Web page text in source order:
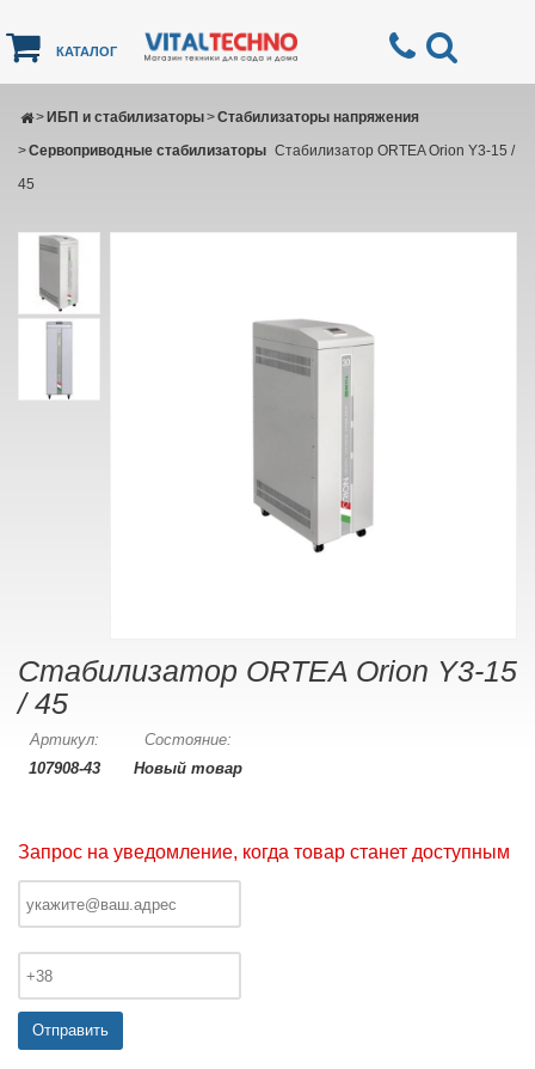
КАТАЛОГ
ИБП и стабилизаторы
> Стабилизаторы напряжения
>
Сервоприводные стабилизаторы
>
Стабилизатор ORTEA Orion Y3-15 /
45
Стабилизатор ORTEA Orion Y3-15
/ 45
Артикул:
107908-43
Состояние:
Новый товар
Запрос на уведомление, когда товар станет доступным
Отправить